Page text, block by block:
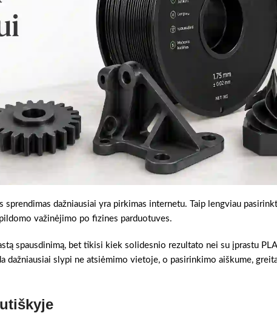
dažniausiai yra pirkimas internetu. Taip lengviau
važinėjimo po fizines parduotuves.
spausdinimą, bet tikisi kiek solidesnio rezultato nei su įprastu
dažniausiai slypi ne atsiėmimo vietoje, o pasirinkimo aiškume,